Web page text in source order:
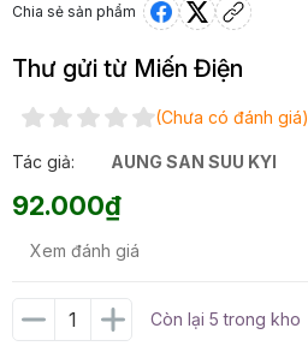
Chia sẻ sản phẩm
Thư gửi từ Miến Điện
(Chưa có đánh giá)
Tác giả: AUNG SAN SUU KYI
92.000₫
Xem đánh giá
Còn lại 5 trong kho